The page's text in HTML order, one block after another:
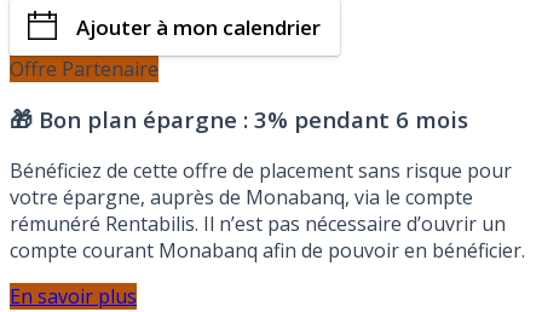
Ajouter à mon calendrier
Offre Partenaire
🎁 Bon plan épargne : 3% pendant 6 mois
Bénéficiez de cette offre de placement sans risque pour
votre épargne, auprès de Monabanq, via le compte
rémunéré Rentabilis. Il n’est pas nécessaire d’ouvrir un
compte courant Monabanq afin de pouvoir en bénéficier.
En savoir plus